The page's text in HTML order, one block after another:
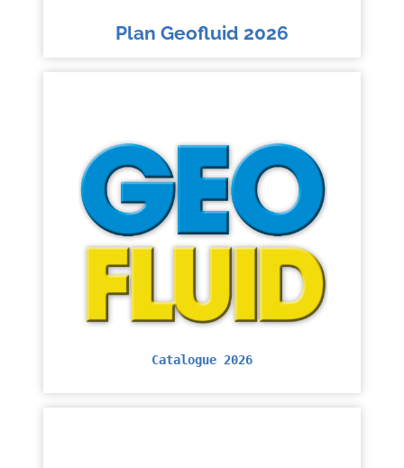
Plan Geofluid 2026
Catalogue 2026